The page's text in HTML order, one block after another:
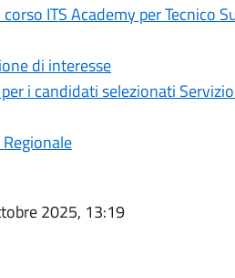
ITS Academy per Tecnico
di interesse
i candidati selezionati
2025, 13:19